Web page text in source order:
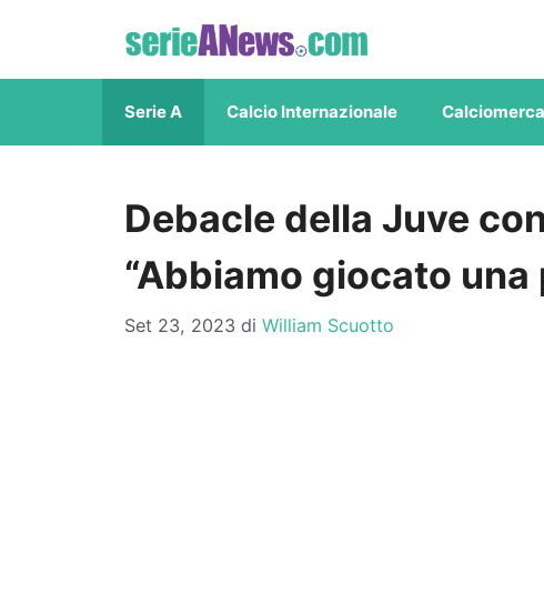
contenuto
Serie A Calcio Internazionale
Debacle della Juve
“Abbiamo giocato
Set 23, 2023 di William Scuotto